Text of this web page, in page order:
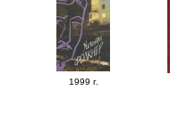
1999 г.